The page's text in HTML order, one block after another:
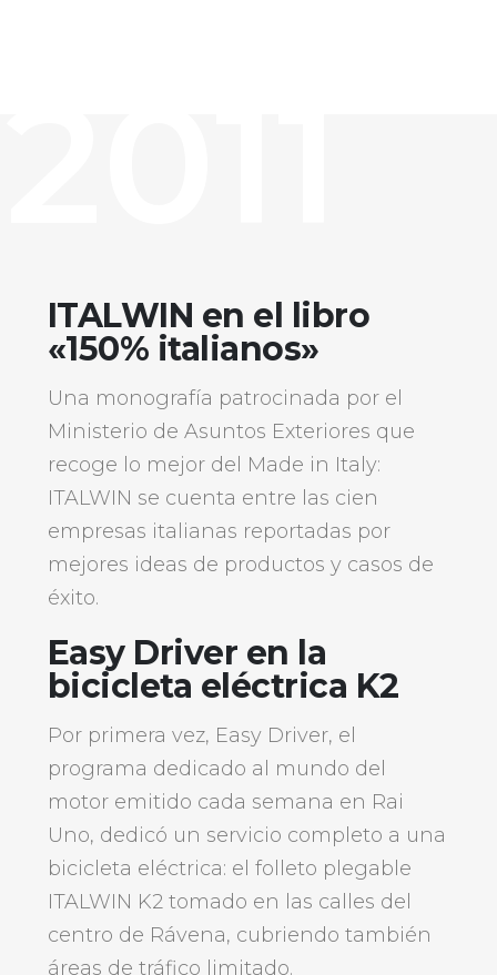
ITALWIN en el libro
«150% italianos»
Una monografía patrocinada por el
Ministerio de Asuntos Exteriores que
recoge lo mejor del Made in Italy:
ITALWIN se cuenta entre las cien
empresas italianas reportadas por
mejores ideas de productos y casos de
éxito.
Easy Driver en la
bicicleta eléctrica K2
Por primera vez, Easy Driver, el
programa dedicado al mundo del
motor emitido cada semana en Rai
Uno, dedicó un servicio completo a una
bicicleta eléctrica: el folleto plegable
ITALWIN K2 tomado en las calles del
centro de Rávena, cubriendo también
áreas de tráfico limitado.